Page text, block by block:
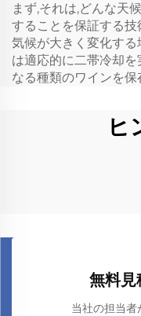
まず,それは,どんな天
することを保証する
気候が大きく変化す
は適応的に二帯冷却
なる種類のワインを
ヒ
無料見
当社の担当者